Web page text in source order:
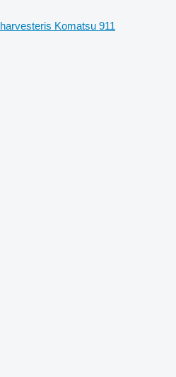
harvesteris Komatsu 911